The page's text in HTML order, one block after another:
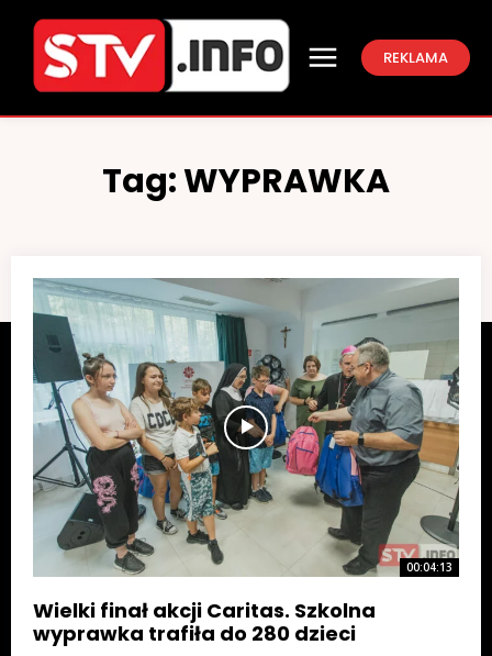
REKLAMA
Tag:WYPRAWKA
00:04:13
Wielki finał akcji Caritas. Szkolna
wyprawka trafiła do 280 dzieci